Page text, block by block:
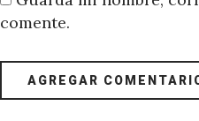
comente.